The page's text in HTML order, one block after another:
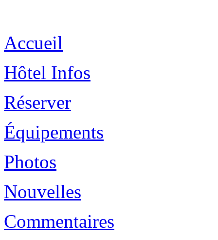
Accueil
Hôtel Infos
Réserver
Équipements
Photos
Nouvelles
Commentaires